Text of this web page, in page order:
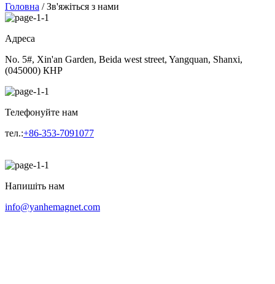
Головна /Зв'яжіться з нами
Адреса
No. 5#, Xin'an Garden, Beida west street, Yangquan, Shanxi,
(045000) КНР
Телефонуйте нам
тел.:+86-353-7091077
Напишіть нам
info@yanhemagnet.com